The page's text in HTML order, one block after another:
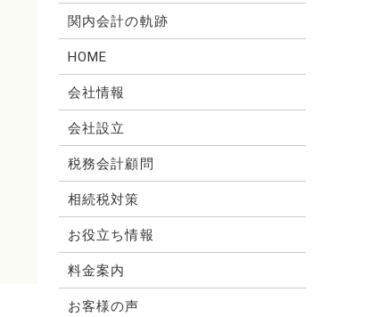
関内会計の軌跡
HOME
会社情報
会社設立
税務会計顧問
相続税対策
お役立ち情報
料金案内
お客様の声